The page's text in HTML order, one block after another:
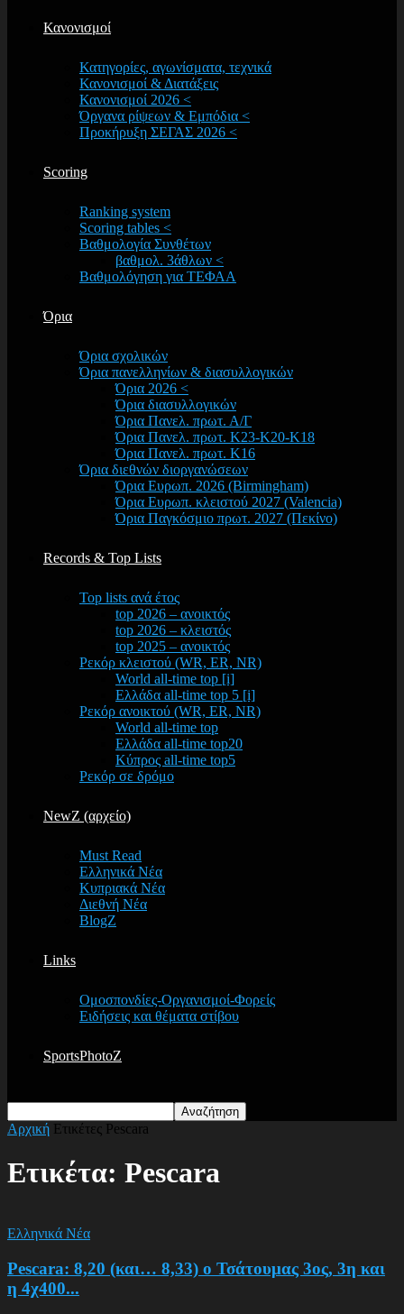
Κανονισμοί
Κατηγορίες, αγωνίσματα, τεχνικά
Κανονισμοί & Διατάξεις
Κανονισμοί 2026 <
Όργανα ρίψεων & Εμπόδια <
Προκήρυξη ΣΕΓΑΣ 2026 <
Scoring
Ranking system
Scoring tables <
Βαθμολογία Συνθέτων
βαθμολ. 3άθλων <
Βαθμολόγηση για ΤΕΦΑΑ
Όρια
Όρια σχολικών
Όρια πανελληνίων & διασυλλογικών
Όρια 2026 <
Όρια διασυλλογικών
Όρια Πανελ. πρωτ. Α/Γ
Όρια Πανελ. πρωτ. Κ23-Κ20-Κ18
Όρια Πανελ. πρωτ. Κ16
Όρια διεθνών διοργανώσεων
Όρια Ευρωπ. 2026 (Birmingham)
Όρια Ευρωπ. κλειστού 2027 (Valencia)
Όρια Παγκόσμιο πρωτ. 2027 (Πεκίνο)
Records & Top Lists
Top lists ανά έτος
top 2026 – ανοικτός
top 2026 – κλειστός
top 2025 – ανοικτός
Ρεκόρ κλειστού (WR, ER, NR)
World all-time top [i]
Ελλάδα all-time top 5 [i]
Ρεκόρ ανοικτού (WR, ER, NR)
World all-time top
Ελλάδα all-time top20
Κύπρος all-time top5
Ρεκόρ σε δρόμο
NewZ (αρχείο)
Must Read
Ελληνικά Νέα
Κυπριακά Νέα
Διεθνή Νέα
BlogZ
Links
Ομοσπονδίες-Οργανισμοί-Φορείς
Ειδήσεις και θέματα στίβου
SportsPhotoZ
Αρχική Ετικέτες Pescara
Ετικέτα: Pescara
Ελληνικά Νέα
Pescara: 8,20 (και… 8,33) ο Τσάτουμας 3ος, 3η και
η 4χ400...